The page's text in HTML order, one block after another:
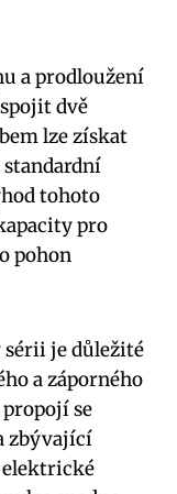
a prodloužení
dvě
lze získat
standardní
tohoto
pro
pohon
je důležité
a záporného
se
zbývající